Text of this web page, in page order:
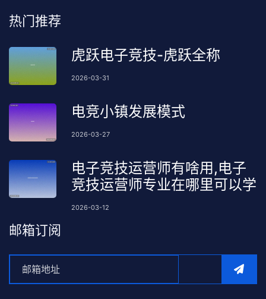
热门推荐
虎跃电子竞技-虎跃全称
2026-03-31
电竞小镇发展模式
2026-03-27
电子竞技运营师有啥用,电子
竞技运营师专业在哪里可以学
2026-03-12
邮箱订阅